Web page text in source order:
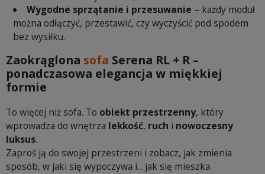
Wygodne sprzątanie i przesuwanie – każdy moduł
można odłączyć, przestawić, czy wyczyścić pod spodem
bez wysiłku.
Zaokrąglona sofa Serena RL + R –
ponadczasowa elegancja w miękkiej
formie
To więcej niż sofa. To obiekt przestrzenny, który
wprowadza do wnętrza lekkość, ruch i nowoczesny
luksus.
Zaproś ją do swojej przestrzeni i zobacz, jak zmienia
sposób, w jaki się wypoczywa i... jak się mieszka.